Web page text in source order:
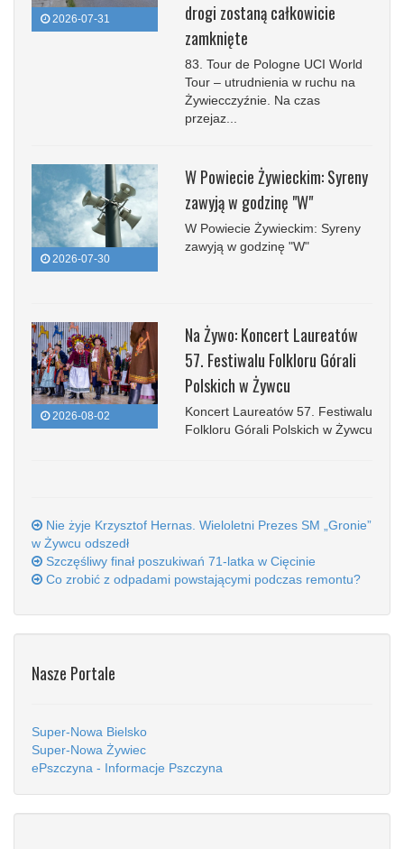
2026-07-31
drogi zostaną całkowicie
zamknięte
83. Tour de Pologne UCI World
Tour – utrudnienia w ruchu na
Żywiecczyźnie. Na czas
przejaz...
2026-07-30
W Powiecie Żywieckim: Syreny
zawyją w godzinę "W"
W Powiecie Żywieckim: Syreny
zawyją w godzinę "W"
2026-08-02
Na Żywo: Koncert Laureatów
57. Festiwalu Folkloru Górali
Polskich w Żywcu
Koncert Laureatów 57. Festiwalu
Folkloru Górali Polskich w Żywcu
Nie żyje Krzysztof Hernas. Wieloletni Prezes SM „Gronie”
w Żywcu odszedł
Szczęśliwy finał poszukiwań 71-latka w Cięcinie
Co zrobić z odpadami powstającymi podczas remontu?
Nasze Portale
Super-Nowa Bielsko
Super-Nowa Żywiec
ePszczyna - Informacje Pszczyna